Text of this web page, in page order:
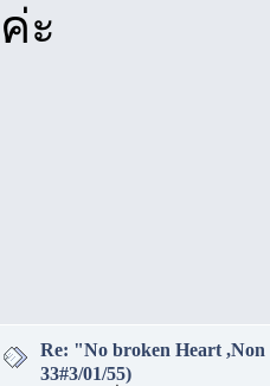
ค่ะ
Re: "No broken Heart
33#3/01/55)